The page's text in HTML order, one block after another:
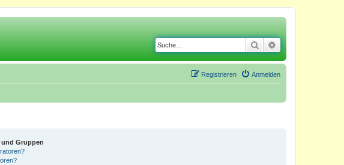
Suche
Anmelden
Registrieren
Gruppen